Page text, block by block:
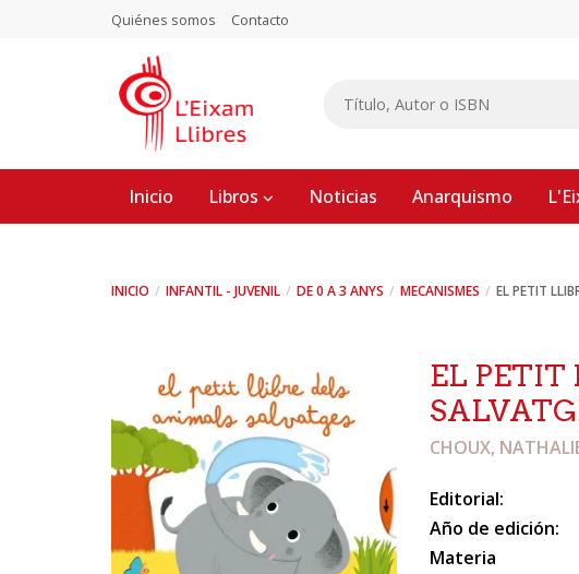
Quiénes somos Contacto
Inicio Libros Noticias Anarquismo
INICIO INFANTIL - JUVENIL DE 0 A 3 ANYS MECANISMES EL PETIT
EL PETIT
CHOUX,
Editorial:
Año de edición:
Materia